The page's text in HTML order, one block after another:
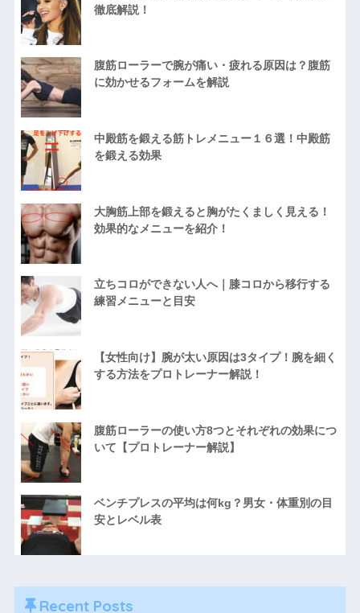
徹底解説！
腹筋ローラーで腕が痛い・疲れる原因は？腹筋
に効かせるフォームを解説
中殿筋を鍛える筋トレメニュー１６選！中殿筋
を鍛える効果
大胸筋上部を鍛えると胸がたくましく見える！
効果的なメニューを紹介！
立ちコロができない人へ｜膝コロから移行する
練習メニューと目安
【女性向け】腕が太い原因は3タイプ！腕を細く
する方法をプロトレーナー解説！
腹筋ローラーの使い方8つとそれぞれの効果につ
いて【プロトレーナー解説】
ベンチプレスの平均は何kg？男女・体重別の目
安とレベル表
Recent Posts